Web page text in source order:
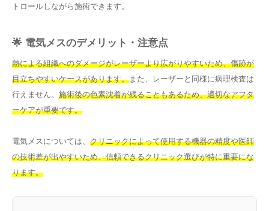
トロールしながら施術できます。
🌟 電気メスのデメリット・注意点
熱による組織へのダメージがレーザーより広がりやすいため、傷跡が
目立ちやすいケースがあります。また、レーザーと同様に病理検査は
行えません。 施術後の色素沈着が残ることもあるため、適切なアフタ
ーケアが重要です。
電気メスについては、 クリニックによって使用する機器の精度や医師
の技術差が出やすいため、信頼できるクリニック選びが特に重要にな
ります。